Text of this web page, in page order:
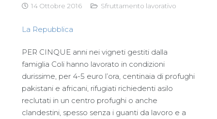
14 Ottobre 2016 Sfruttamento lavorativo
La Repubblica
PER CINQUE anni nei vigneti gestiti dalla
famiglia Coli hanno lavorato in condizioni
durissime, per 4-5 euro l’ora, centinaia di profughi
pakistani e africani, rifugiati richiedenti asilo
reclutati in un centro profughi o anche
clandestini, spesso senza i guanti da lavoro e a